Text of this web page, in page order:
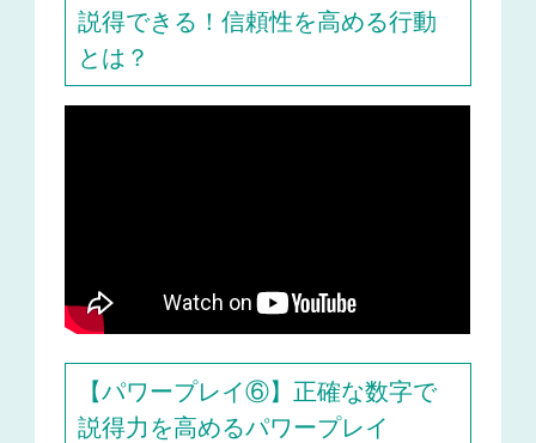
説得できる！信頼性を高める行動
とは？
【パワープレイ⑥】正確な数字で
説得力を高めるパワープレイ